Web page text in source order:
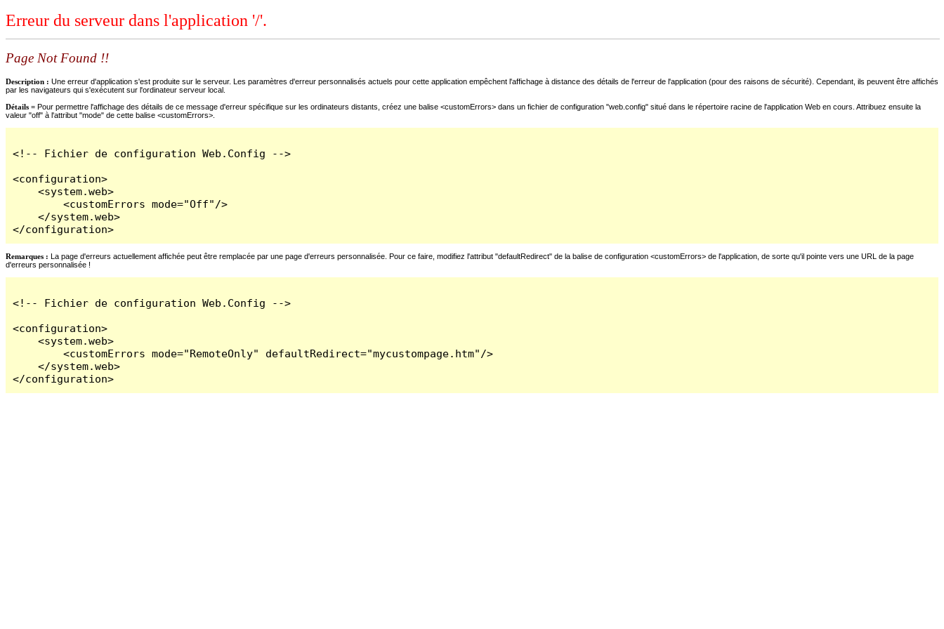
Erreur du serveur dans l'application '/'.
Page Not Found !!
Description : Une erreur d'application s'est produite sur le serveur. Les paramètres d'erreur personnalisés actuels pour cette application empêchent l'affichage à distance des détails de l'erreur de l'application (pour des raisons de sécurité). Cependant, ils peuvent être affichés
par les navigateurs qui s'exécutent sur l'ordinateur serveur local.
Détails = Pour permettre l'affichage des détails de ce message d'erreur spécifique sur les ordinateurs distants, créez une balise <customErrors> dans un fichier de configuration "web.config" situé dans le répertoire racine de l'application Web en cours. Attribuez ensuite la
valeur "off" à l'attribut "mode" de cette balise <customErrors>.
<!-- Fichier de configuration Web.Config -->
<configuration>
    <system.web>
        <customErrors mode="Off"/>
    </system.web>
</configuration>
Remarques : La page d'erreurs actuellement affichée peut être remplacée par une page d'erreurs personnalisée. Pour ce faire, modifiez l'attribut "defaultRedirect" de la balise de configuration <customErrors> de l'application, de sorte qu'il pointe vers une URL de la page
d'erreurs personnalisée !
<!-- Fichier de configuration Web.Config -->
<configuration>
    <system.web>
        <customErrors mode="RemoteOnly" defaultRedirect="mycustompage.htm"/>
    </system.web>
</configuration>